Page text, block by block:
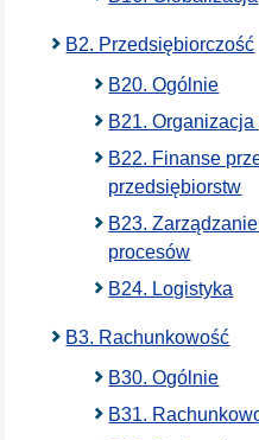
B2. Przedsiębiorczość
B20. Ogólnie
B21.
B22. Finanse
przedsiębiorstw
B23.
procesów
B24. Logistyka
B3. Rachunkowość
B30. Ogólnie
B31.